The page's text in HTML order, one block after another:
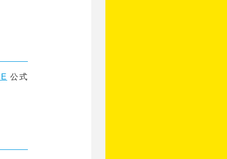
公式